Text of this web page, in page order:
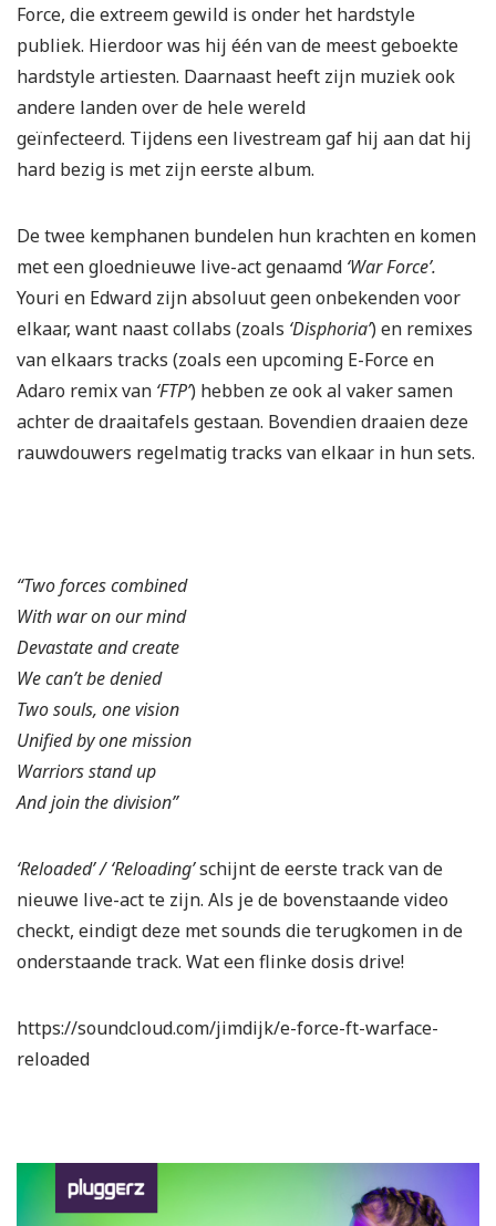
Force, die extreem gewild is onder het hardstyle
publiek. Hierdoor was hij één van de meest geboekte
hardstyle artiesten. Daarnaast heeft zijn muziek ook
andere landen over de hele wereld
geïnfecteerd. Tijdens een livestream gaf hij aan dat hij
hard bezig is met zijn eerste album.
De twee kemphanen bundelen hun krachten en komen
met een gloednieuwe live-act genaamd ‘War Force’.
Youri en Edward zijn absoluut geen onbekenden voor
elkaar, want naast collabs (zoals ‘Disphoria’) en remixes
van elkaars tracks (zoals een upcoming E-Force en
Adaro remix van ‘FTP’) hebben ze ook al vaker samen
achter de draaitafels gestaan. Bovendien draaien deze
rauwdouwers regelmatig tracks van elkaar in hun sets.
“Two forces combined
With war on our mind
Devastate and create
We can’t be denied
Two souls, one vision
Unified by one mission
Warriors stand up
And join the division”
‘Reloaded’ / ‘Reloading’schijnt de eerste track van de
nieuwe live-act te zijn. Als je de bovenstaande video
checkt, eindigt deze met sounds die terugkomen in de
onderstaande track. Wat een flinke dosis drive!
https://soundcloud.com/jimdijk/e-force-ft-warface-
reloaded